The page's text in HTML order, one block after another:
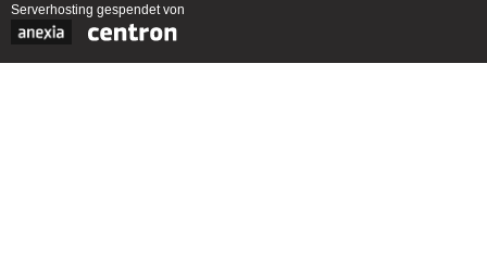
Serverhosting gespendet von